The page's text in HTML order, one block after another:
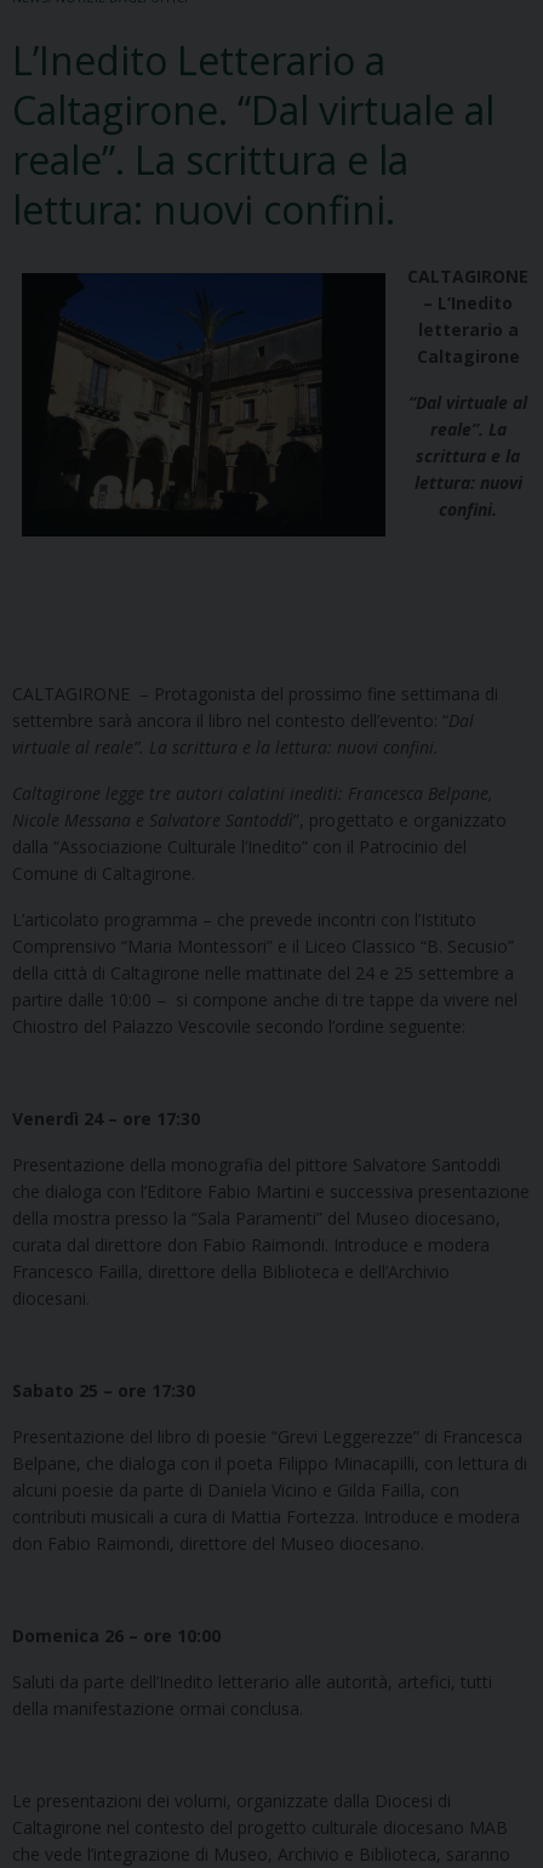
L’Inedito Letterario a
Caltagirone. “Dal virtuale al
reale”. La scrittura e la
lettura: nuovi confini.
CALTAGIRONE
– L’Inedito
letterario a
Caltagirone
“Dal virtuale al
reale”. La
scrittura e la
lettura: nuovi
confini.
CALTAGIRONE – Protagonista del prossimo fine settimana di
settembre sarà ancora il libro nel contesto dell’evento: “Dal
virtuale al reale”. La scrittura e la lettura: nuovi confini.
Caltagirone legge tre autori calatini inediti: Francesca Belpane,
Nicole Messana e Salvatore Santoddì”, progettato e organizzato
dalla “Associazione Culturale l’Inedito” con il Patrocinio del
Comune di Caltagirone.
L’articolato programma – che prevede incontri con l’Istituto
Comprensivo “Maria Montessori” e il Liceo Classico “B. Secusio”
della città di Caltagirone nelle mattinate del 24 e 25 settembre a
partire dalle 10:00 – si compone anche di tre tappe da vivere nel
Chiostro del Palazzo Vescovile secondo l’ordine seguente:
Venerdì 24 – ore 17:30
Presentazione della monografia del pittore Salvatore Santoddì
che dialoga con l’Editore Fabio Martini e successiva presentazione
della mostra presso la “Sala Paramenti” del Museo diocesano,
curata dal direttore don Fabio Raimondi. Introduce e modera
Francesco Failla, direttore della Biblioteca e dell’Archivio
diocesani.
Sabato 25 – ore 17:30
Presentazione del libro di poesie “Grevi Leggerezze” di Francesca
Belpane, che dialoga con il poeta Filippo Minacapilli, con lettura di
alcuni poesie da parte di Daniela Vicino e Gilda Failla, con
contributi musicali a cura di Mattia Fortezza. Introduce e modera
don Fabio Raimondi, direttore del Museo diocesano.
Domenica 26 – ore 10:00
Saluti da parte dell’Inedito letterario alle autorità, artefici, tutti
della manifestazione ormai conclusa.
Le presentazioni dei volumi, organizzate dalla Diocesi di
Caltagirone nel contesto del progetto culturale diocesano MAB
che vede l’integrazione di Museo, Archivio e Biblioteca, saranno